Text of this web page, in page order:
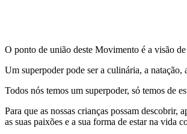
O ponto de união deste Movimento é a visão
Um superpoder pode ser a culinária, a
Todos nós temos um superpoder, só temos de
Para que as nossas crianças possam
as suas paixões e a sua forma de estar na vida